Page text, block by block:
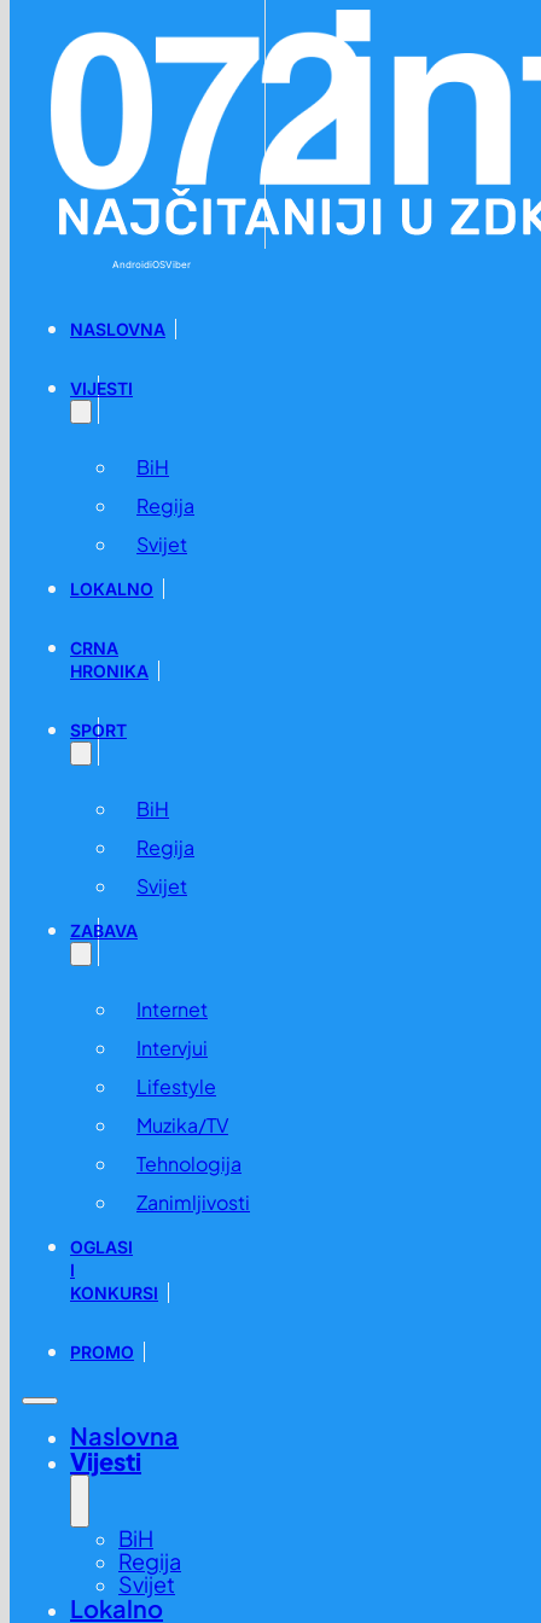
AndroidiOSViber
NASLOVNA
VIJESTI
BiH
Regija
Svijet
LOKALNO
CRNA
HRONIKA
SPORT
BiH
Regija
Svijet
ZABAVA
Internet
Intervjui
Lifestyle
Muzika/TV
Tehnologija
Zanimljivosti
OGLASI
I
KONKURSI
PROMO
Naslovna
Vijesti
BiH
Regija
Svijet
Lokalno